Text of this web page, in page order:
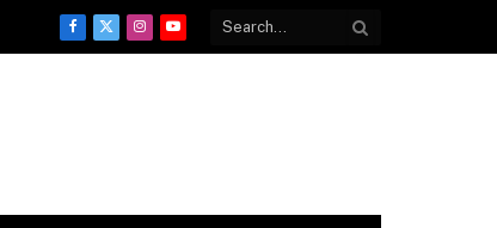
Facebook
X
InstagramYouTube